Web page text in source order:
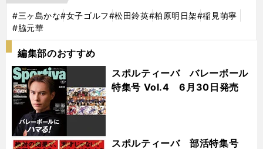
#三ヶ島かな#女子ゴルフ#松田鈴英#柏原明日架#稲見萌寧
#脇元華
編集部のおすすめ
スポルティーバ バレーボール
特集号 Vol.4 6月30日発売
スポルティーバ 部活特集号